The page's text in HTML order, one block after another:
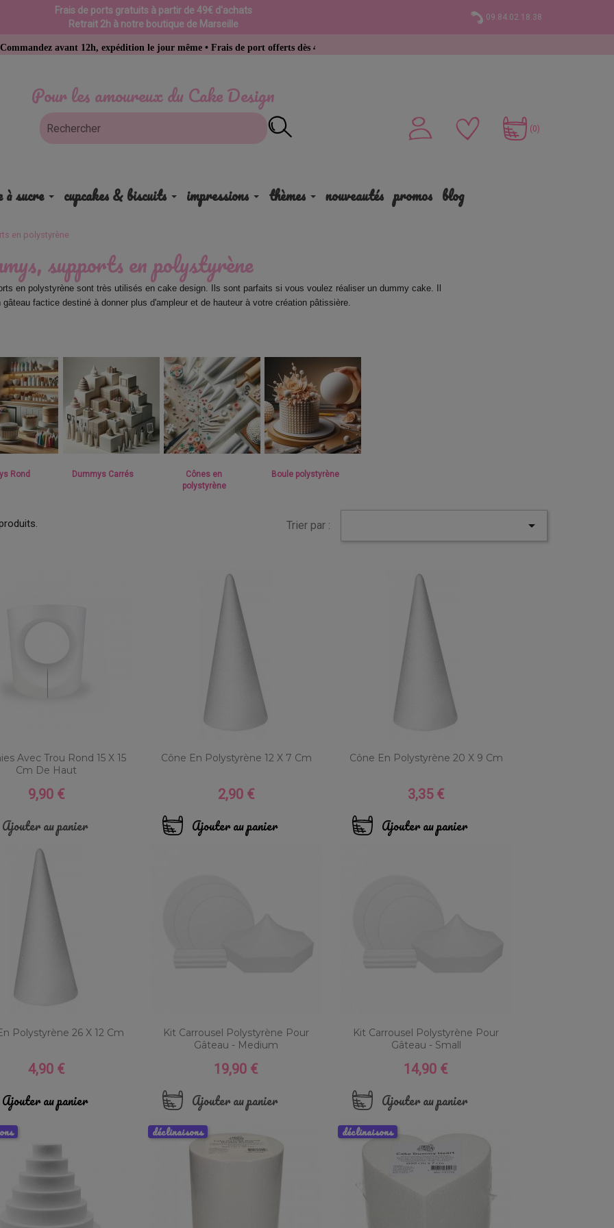
Frais de ports gratuits à partir de 49€ d'achats
Retrait 2h à notre boutique de Marseille
09.84.02.18.38
Pour les amoureux du Cake Design
avant 12h, expédition le jour même • Frais de port offerts dès 49 € d’achat
(0)
à sucre cupcakes & biscuits impressions thèmes nouveautés promos blog
en polystyrène
supports en polystyrène
en polystyrène sont très utilisés en cake design. Ils sont parfaits si vous voulez réaliser un dummy cake. Il
gâteau factice destiné à donner plus d'ampleur et de hauteur à votre création pâtissière.
Rond Dummys Carrés
Cônes en
polystyrène
Boule polystyrène
Trier par : 
Avec Trou Rond 15 X 15
Cm De Haut
Prix
9,90 €
Ajouter au panier
Cône En Polystyrène 12 X 7 Cm
Prix
2,90 €
Ajouter au panier
Cône En Polystyrène 20 X 9 Cm
Prix
3,35 €
Ajouter au panier
Polystyrène 26 X 12 Cm
Prix
4,90 €
Ajouter au panier
Kit Carrousel Polystyrène Pour
Gâteau - Medium
Prix
19,90 €
Ajouter au panier
Kit Carrousel Polystyrène Pour
Gâteau - Small
Prix
14,90 €
Ajouter au panier
déclinaisons déclinaisons